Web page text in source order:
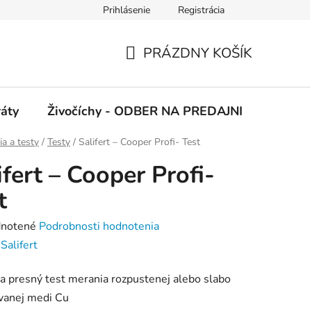
Ochrana osobných údajov
Prihlásenie Registrácia
KOŠÍK
PRÁZDNY KOŠÍK
Živočíchy - ODBER NA PREDAJNI
a testy / Testy / Salifert – Cooper Profi- Test
– Cooper Profi-
Podrobnosti hodnotenia
Salifert
presný test merania rozpustenej alebo slabo
medi Cu